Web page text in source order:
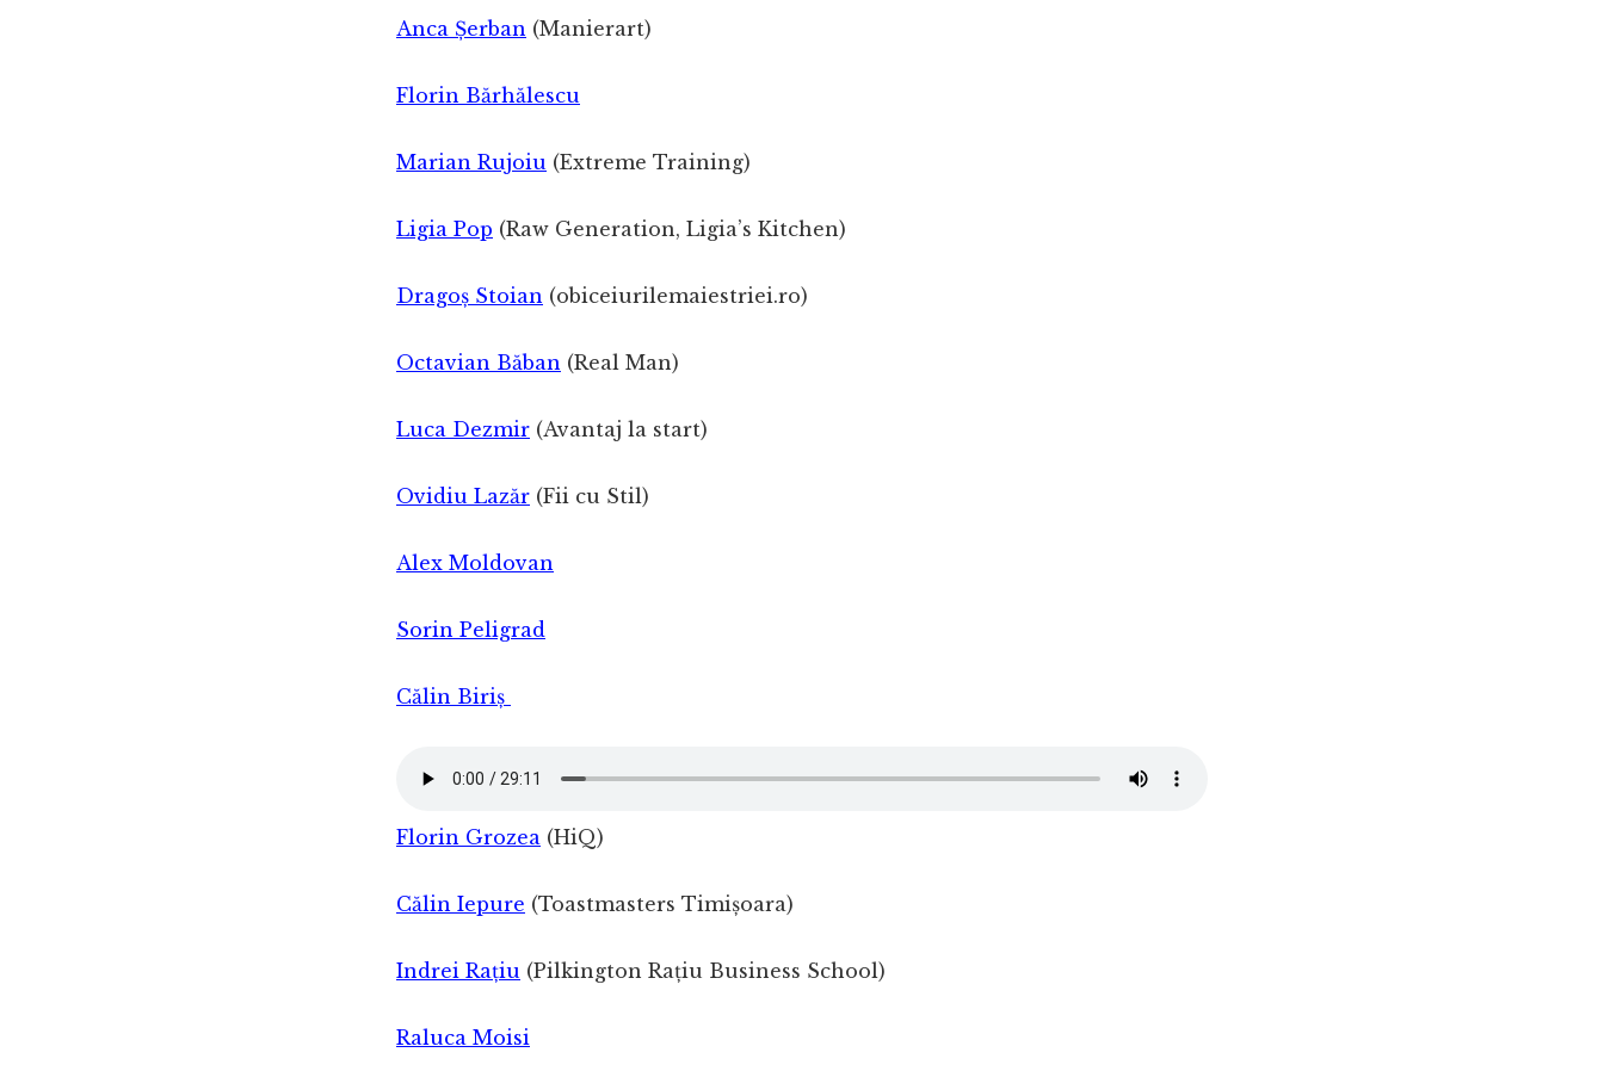
Anca Șerban (Manierart)
Florin Bărhălescu
Marian Rujoiu (Extreme Training)
Ligia Pop (Raw Generation, Ligia’s Kitchen)
Dragoș Stoian (obiceiurilemaiestriei.ro)
Octavian Băban (Real Man)
Luca Dezmir (Avantaj la start)
Ovidiu Lazăr (Fii cu Stil)
Alex Moldovan
Sorin Peligrad
Călin Biriș
Florin Grozea (HiQ)
Călin Iepure (Toastmasters Timișoara)
Indrei Rațiu (Pilkington Rațiu Business School)
Raluca Moisi